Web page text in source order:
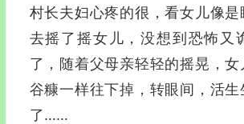
村长夫妇心疼的很，看女儿像
去摇了摇女儿，没想到恐怖又
了，随着父母亲轻轻的摇晃，女
谷糠一样往下掉，转眼间，活
了……